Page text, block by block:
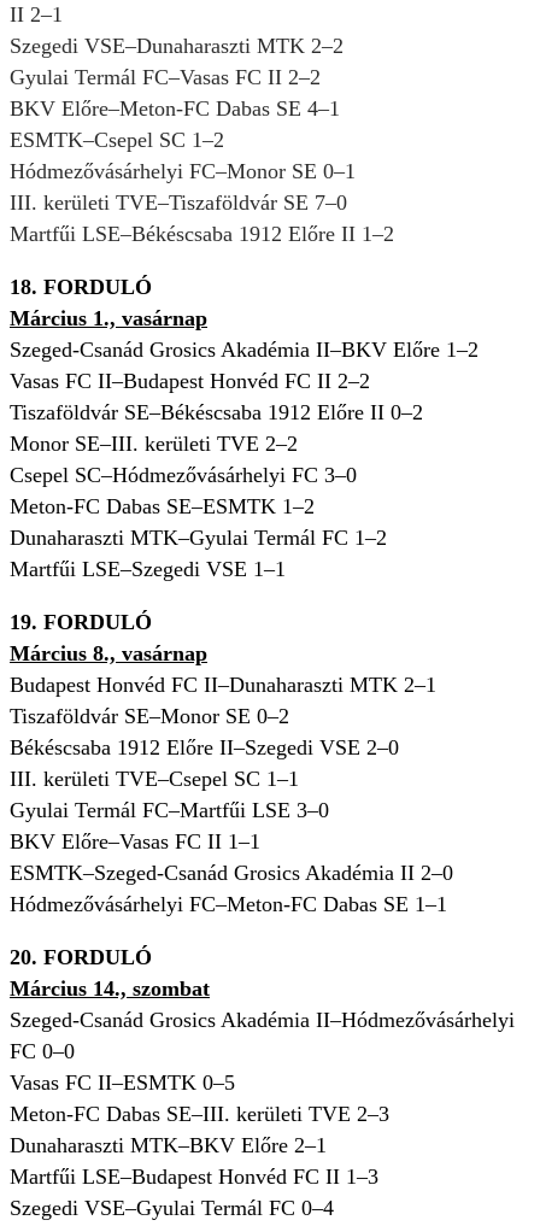
II 2–1
Szegedi VSE–Dunaharaszti MTK 2–2
Gyulai Termál FC–Vasas FC II 2–2
BKV Előre–Meton-FC Dabas SE 4–1
ESMTK–Csepel SC 1–2
Hódmezővásárhelyi FC–Monor SE 0–1
III. kerületi TVE–Tiszaföldvár SE 7–0
Martfűi LSE–Békéscsaba 1912 Előre II 1–2
18. FORDULÓ
Március 1., vasárnap
Szeged-Csanád Grosics Akadémia II–BKV Előre 1–2
Vasas FC II–Budapest Honvéd FC II 2–2
Tiszaföldvár SE–Békéscsaba 1912 Előre II 0–2
Monor SE–III. kerületi TVE 2–2
Csepel SC–Hódmezővásárhelyi FC 3–0
Meton-FC Dabas SE–ESMTK 1–2
Dunaharaszti MTK–Gyulai Termál FC 1–2
Martfűi LSE–Szegedi VSE 1–1
19. FORDULÓ
Március 8., vasárnap
Budapest Honvéd FC II–Dunaharaszti MTK 2–1
Tiszaföldvár SE–Monor SE 0–2
Békéscsaba 1912 Előre II–Szegedi VSE 2–0
III. kerületi TVE–Csepel SC 1–1
Gyulai Termál FC–Martfűi LSE 3–0
BKV Előre–Vasas FC II 1–1
ESMTK–Szeged-Csanád Grosics Akadémia II 2–0
Hódmezővásárhelyi FC–Meton-FC Dabas SE 1–1
20. FORDULÓ
Március 14., szombat
Szeged-Csanád Grosics Akadémia II–Hódmezővásárhelyi
FC 0–0
Vasas FC II–ESMTK 0–5
Meton-FC Dabas SE–III. kerületi TVE 2–3
Dunaharaszti MTK–BKV Előre 2–1
Martfűi LSE–Budapest Honvéd FC II 1–3
Szegedi VSE–Gyulai Termál FC 0–4